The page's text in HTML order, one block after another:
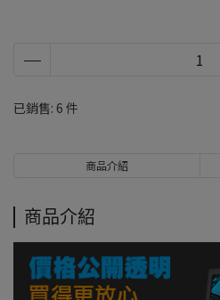
已銷售: 6 件
商品介紹
商品介紹